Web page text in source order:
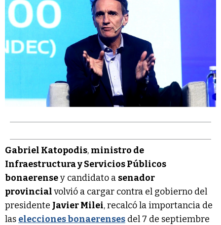
Gabriel Katopodis, ministro de
Infraestructura y Servicios Públicos
bonaerensey candidato a senador
provincialvolvió a cargar contra el gobierno del
presidente Javier Milei, recalcó la importancia de
las elecciones bonaerenses del 7 de septiembre